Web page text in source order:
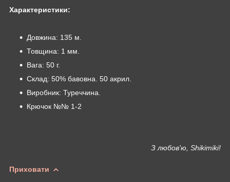
Характеристики:
Довжина: 135 м.
Товщина: 1 мм.
Вага: 50 г.
Склад: 50% бавовна. 50 акрил.
Виробник: Туреччина.
Крючок №№ 1-2
З любов'ю, Shikimiki!
Приховати